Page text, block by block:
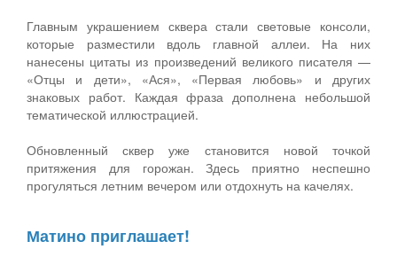
Главным украшением сквера стали световые консоли,
которые разместили вдоль главной аллеи. На них
нанесены цитаты из произведений великого писателя —
«Отцы и дети», «Ася», «Первая любовь» и других
знаковых работ. Каждая фраза дополнена небольшой
тематической иллюстрацией.
Обновленный сквер уже становится новой точкой
притяжения для горожан. Здесь приятно неспешно
прогуляться летним вечером или отдохнуть на качелях.
Матино приглашает!